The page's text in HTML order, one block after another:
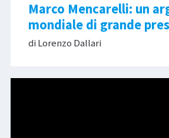
Marco Mencarelli: un
mondiale di grande
di Lorenzo Dallari